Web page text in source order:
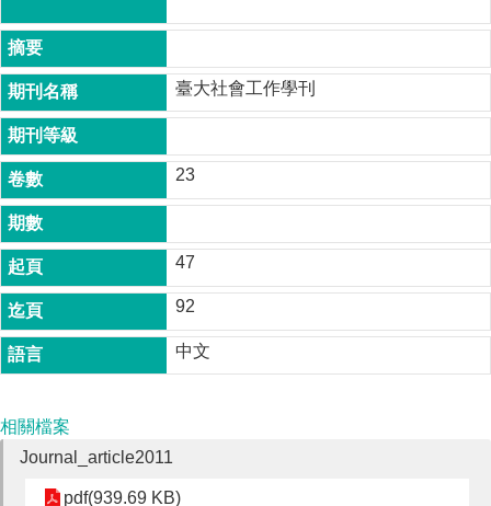
成
員
博
士
班
碩
士
班
在
職
專
班
學
研
臺大社會工作學刊
23
47
92
中文
相關檔案
Journal_article2011
pdf(939.69 KB)